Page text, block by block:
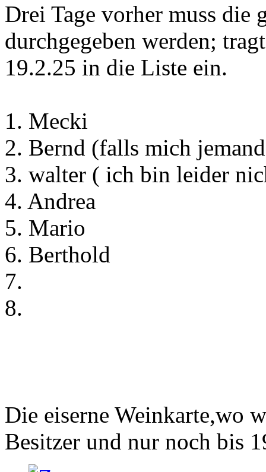
Drei Tage vorher muss die
durchgegeben werden;
19.2.25 in die Liste ein.
1. Mecki
2. Bernd (falls mich
3. walter ( ich bin leider
4. Andrea
5. Mario
6. Berthold
7.
8.
Die eiserne Weinkarte,wo
Besitzer und nur noch bis